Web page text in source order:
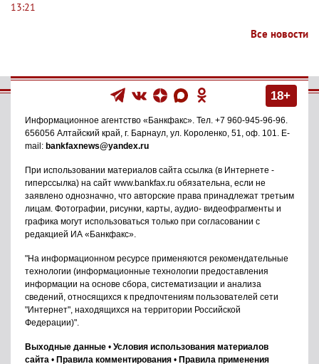
13:21
Все новости
18+
Информационное агентство «Банкфакс». Тел. +7 960-945-96-96.
656056 Алтайский край, г. Барнаул, ул. Короленко, 51, оф. 101. E-
mail: bankfaxnews@yandex.ru
При использовании материалов сайта ссылка (в Интернете -
гиперссылка) на сайт www.bankfax.ru обязательна, если не
заявлено однозначно, что авторские права принадлежат третьим
лицам. Фотографии, рисунки, карты, аудио- видеофрагменты и
графика могут использоваться только при согласовании с
редакцией ИА «Банкфакс».
"На информационном ресурсе применяются рекомендательные
технологии (информационные технологии предоставления
информации на основе сбора, систематизации и анализа
сведений, относящихся к предпочтениям пользователей сети
"Интернет", находящихся на территории Российской
Федерации)".
Выходные данные • Условия использования материалов
сайта • Правила комментирования • Правила применения